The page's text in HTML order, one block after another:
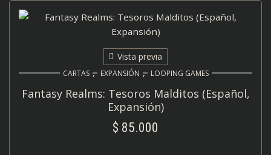
Vista previa
CARTAS , EXPANSIÓN , LOOPING GAMES
Fantasy Realms: Tesoros Malditos (Español,
Expansión)
$ 85.000